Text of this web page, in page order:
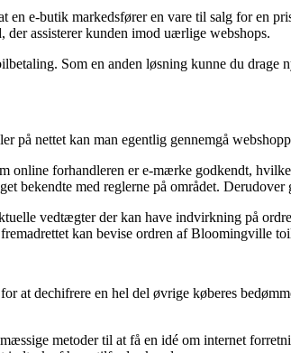
en e-butik markedsfører en vare til salg for en
assisterer kunden imod uærlige webshops.
Som en anden løsning kunne du
på nettet kan man egentlig gennemgå
online forhandleren er e-mærke godkendt,
bekendte med reglerne på området.
vedtægter der kan have indvirkning på
kan bevise ordren af Bloomingville
at dechifrere en hel del øvrige køberes
metoder til at få en idé om internet